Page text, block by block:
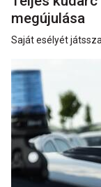
megújulása
Saját esélyét